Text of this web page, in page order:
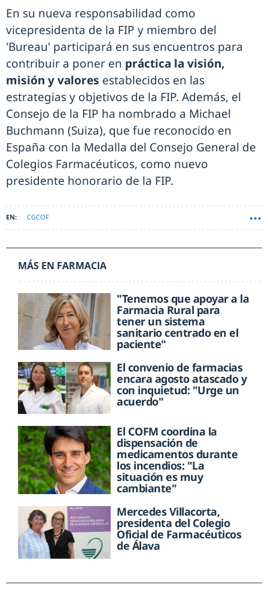
En su nueva responsabilidad como
vicepresidenta de la FIP y miembro del
'Bureau' participará en sus encuentros para
contribuir a poner en práctica la visión,
misión y valores establecidos en las
estrategias y objetivos de la FIP. Además, el
Consejo de la FIP ha nombrado a Michael
Buchmann (Suiza), que fue reconocido en
España con la Medalla del Consejo General de
Colegios Farmacéuticos, como nuevo
presidente honorario de la FIP.
CGCOF
MÁS EN FARMACIA
"Tenemos que apoyar a la
Farmacia Rural para
tener un sistema
sanitario centrado en el
paciente"
El convenio de farmacias
encara agosto atascado y
con inquietud: "Urge un
acuerdo"
El COFM coordina la
dispensación de
medicamentos durante
los incendios: "La
situación es muy
cambiante"
Mercedes Villacorta,
presidenta del Colegio
Oficial de Farmacéuticos
de Álava